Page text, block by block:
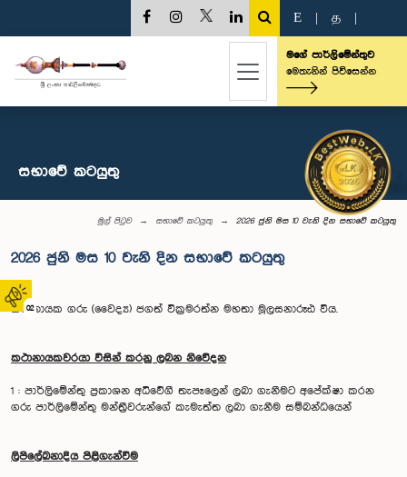
02
E த
මගේ පාර්ලිමේන්තුව
මෙතැනින් පිවිසෙන්න
සභාවේ කටයුතු
මුල් පිටුව සභාවේ කටයුතු 2026 ජුනි මස 10 වැනි දින සභාවේ කටයුතු
2026 ජුනි මස 10 වැනි දින සභාවේ කටයුතු
කථානායක ගරු (වෛද්‍ය) ජගත් වික්‍රමරත්න මහතා මූලසනාරූඪ විය.
කථානායකවරයා විසින් කරනු ලබන නිවේදන
1 : පාර්ලිමේන්තු ප්‍රකාශන අධිවේගී තැපෑලෙන් ලබා ගැනීමට අපේක්ෂා කරන
ගරු පාර්ලිමේන්තු මන්ත්‍රීවරුන්ගේ කැමැත්ත ලබා ගැනීම සම්බන්ධයෙන්
ලිපිලේඛනාදිය පිළිගැන්වීම